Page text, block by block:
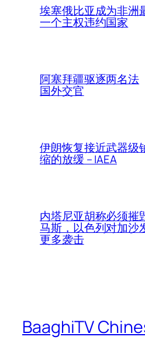
埃塞俄比亚成为非洲
一个主权违约国家
阿塞拜疆驱逐两名法
国外交官
伊朗恢复接近武器级
缩的放缓 – IAEA
内塔尼亚胡称必须摧
马斯，以色列对加沙
更多袭击
BaaghiTV